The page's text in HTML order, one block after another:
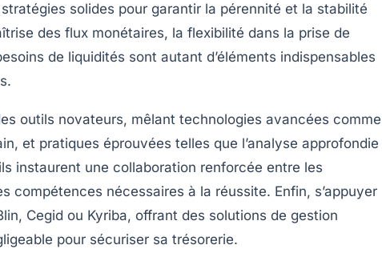
solides pour garantir la pérennité et la stabilité
des flux monétaires, la flexibilité dans la prise de
de liquidités sont autant d’éléments indispensables
outils novateurs, mêlant technologies avancées comme
et pratiques éprouvées telles que l’analyse approfondie
instaurent une collaboration renforcée entre les
compétences nécessaires à la réussite. Enfin, s’appuyer
Cegid ou Kyriba, offrant des solutions de gestion
pour sécuriser sa trésorerie.